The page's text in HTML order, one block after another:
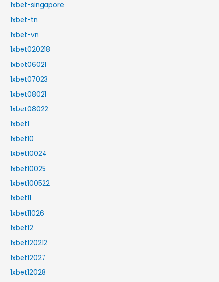
1xbet-singapore
1xbet-tn
1xbet-vn
1xbet020218
1xbet06021
1xbet07023
1xbet08021
1xbet08022
1xbet1
1xbet10
1xbet10024
1xbet10025
1xbet100522
1xbet11
1xbet11026
1xbet12
1xbet120212
1xbet12027
1xbet12028